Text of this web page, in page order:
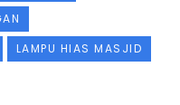
LAMPU HIAS MASJID